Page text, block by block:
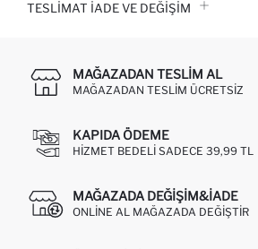
TESLIMAT İADE VE DEĞIŞIM
MAĞAZADAN TESLIM AL
MAĞAZADAN TESLIM ÜCRETSIZ
KAPIDA ÖDEME
HIZMET BEDELI SADECE 39,99 TL
MAĞAZADA DEĞIŞIM&İADE
ONLINE AL MAĞAZADA DEĞIŞTIR